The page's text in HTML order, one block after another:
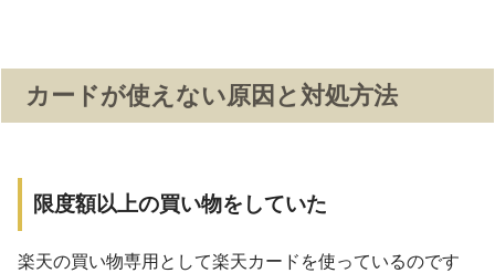
カードが使えない原因と対処方法
限度額以上の買い物をしていた
楽天の買い物専用として楽天カードを使っているのです